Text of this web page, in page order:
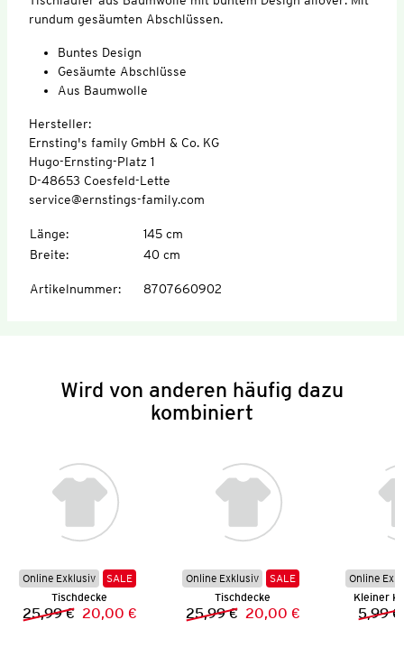
rundum gesäumten Abschlüssen.
Buntes Design
Gesäumte Abschlüsse
Aus Baumwolle
Hersteller:
Ernsting's family GmbH & Co. KG
Hugo-Ernsting-Platz 1
D-48653 Coesfeld-Lette
service@ernstings-family.com
Länge:
145 cm
Breite: 40 cm
Artikelnummer: 8707660902
Wird von anderen häufig dazu
kombiniert
Online Exklusiv
SALE
Tischdecke
Vorheriger Preis:
25,99 € Neuer Preis:
20,00 €
Online Exklusiv
SALE
Tischdecke
Vorheriger Preis:
25,99 € Neuer Preis:
20,00 €
Online
Kleiner
5,99 €